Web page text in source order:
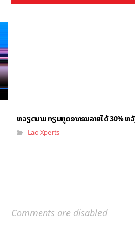
ຫວຽດນາມ ກຽມຫຼຸດອາກອນລາຍໄດ້ 30%
Lao Xperts
Comments are disabled